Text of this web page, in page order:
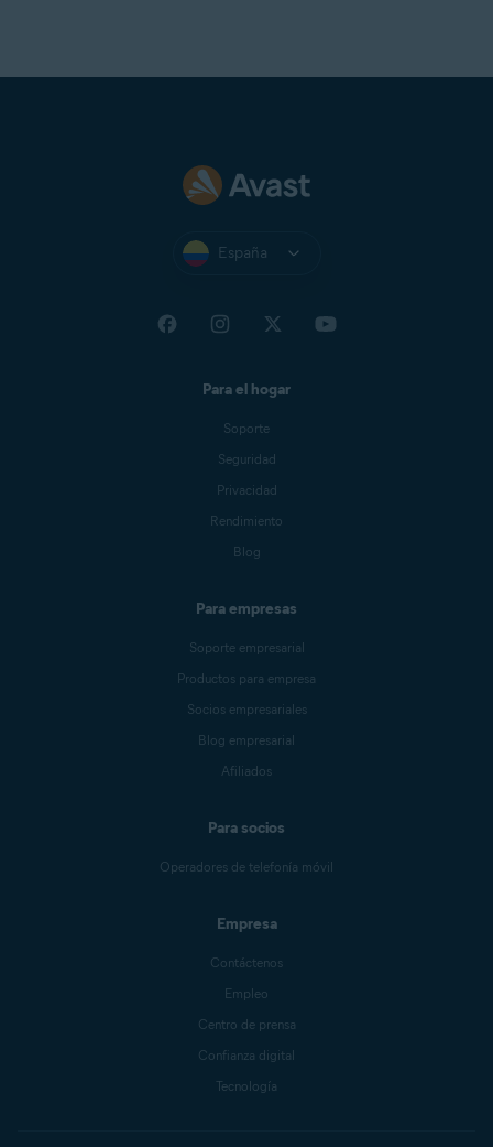
España
Para el hogar
Soporte
Seguridad
Privacidad
Rendimiento
Blog
Para empresas
Soporte empresarial
Productos para empresa
Socios empresariales
Blog empresarial
Afiliados
Para socios
Operadores de telefonía móvil
Empresa
Contáctenos
Empleo
Centro de prensa
Confianza digital
Tecnología